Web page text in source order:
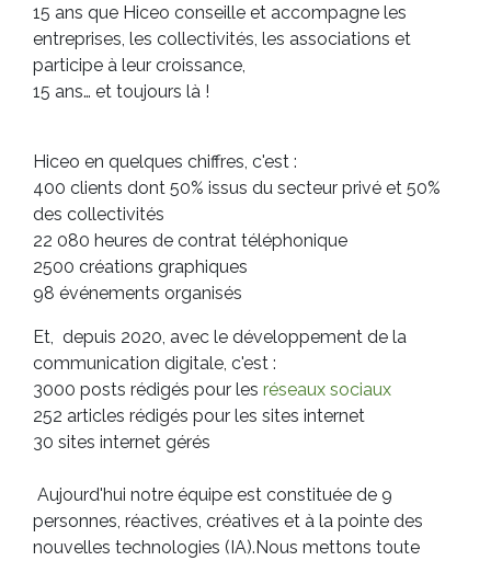
15 ans que Hiceo conseille et accompagne les
entreprises, les collectivités, les associations et
participe à leur croissance,
15 ans… et toujours là !
Hiceo en quelques chiffres, c'est :
400 clients dont 50% issus du secteur privé et 50%
des collectivités
22 080 heures de contrat téléphonique
2500 créations graphiques
98 événements organisés
Et, depuis 2020, avec le développement de la
communication digitale, c'est :
3000 posts rédigés pour les réseaux sociaux
252 articles rédigés pour les sites internet
30 sites internet gérés
Aujourd'hui notre équipe est constituée de 9
personnes, réactives, créatives et à la pointe des
nouvelles technologies (IA).Nous mettons toute